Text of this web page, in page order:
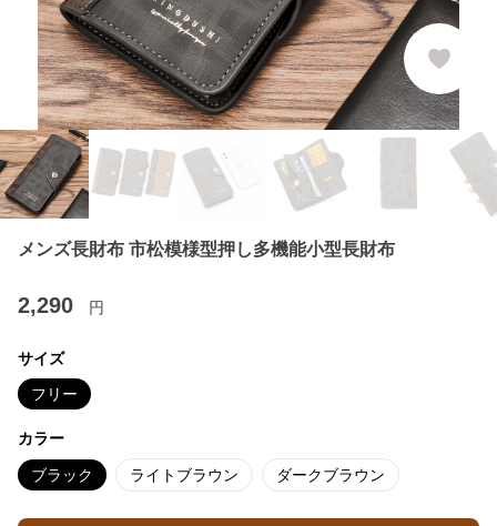
メンズ長財布 市松模様型押し多機能小型長財布
2,290 円
サイズ
フリー
カラー
ブラック ライトブラウン ダークブラウン